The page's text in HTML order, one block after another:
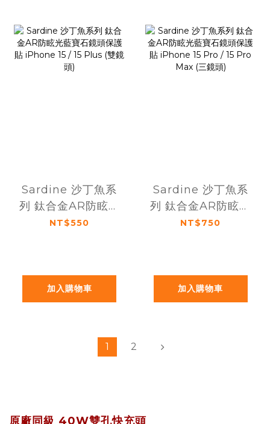
Sardine 沙丁魚系
列 鈦合金AR防眩光
藍寶石鏡頭保護貼
NT$550
加入購物車
Sardine 沙丁魚系
列 鈦合金AR防眩光
藍寶石鏡頭保護貼
NT$750
加入購物車
1 2
原廠同級 40W雙孔快充頭